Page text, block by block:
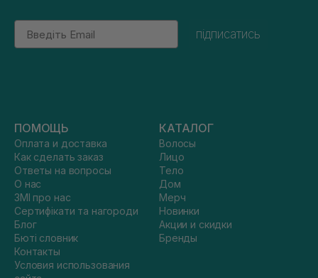
Email
підписатись
ПОМОЩЬ
Оплата и доставка
Как сделать заказ
Ответы на вопросы
О нас
ЗМІ про нас
Сертифікати та нагороди
Блог
Бюті словник
Контакты
Условия использования
КАТАЛОГ
Волосы
Лицо
Тело
Дом
Мерч
Новинки
Акции и скидки
Бренды